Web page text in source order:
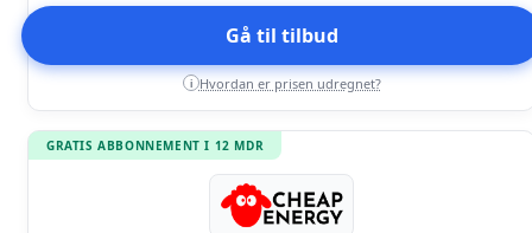
Gå til tilbud
i Hvordan er prisen udregnet?
GRATIS ABBONNEMENT I 12 MDR